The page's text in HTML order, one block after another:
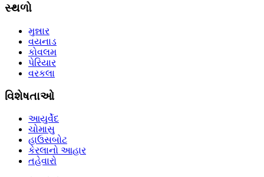
સ્થળો
મુન્નાર
વયનાડ
કોવલમ
પેરિયાર
વરકલા
વિશેષતાઓ
આયુર્વેદ
ચોમાસુ
હાઉસબોટ
કેરલાનો આહાર
તહેવારો